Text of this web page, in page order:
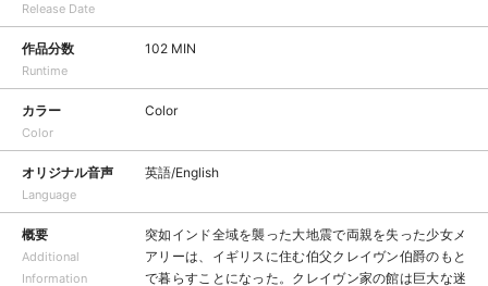
Release Date
作品分数
Runtime
102 MIN
カラー
Color
Color
オリジナル音声
Language
英語/English
概要
Additional
Information
突如インド全域を襲った大地震で両親を失った少女メ
アリーは、イギリスに住む伯父クレイヴン伯爵のもと
で暮らすことになった。クレイヴン家の館は巨大な迷